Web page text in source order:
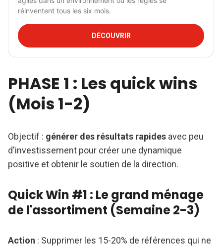
réinventent tous les six mois.
DÉCOUVRIR
PHASE 1 : Les quick wins
(Mois 1-2)
Objectif : générer des résultats rapides avec peu
d'investissement pour créer une dynamique
positive et obtenir le soutien de la direction.
Quick Win #1 : Le grand ménage
de l'assortiment (Semaine 2-3)
Action : Supprimer les 15-20% de références qui ne